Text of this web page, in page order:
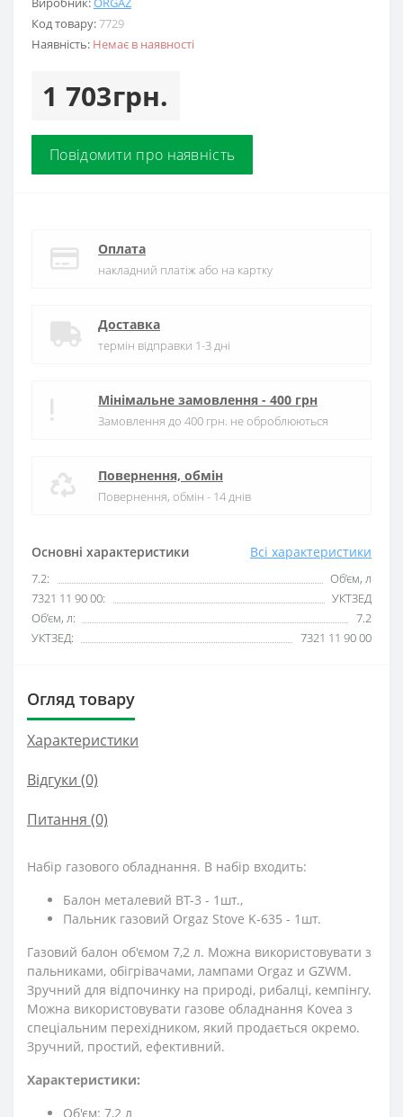
Код товару:7729
Наявність: Немає в наявності
1 703грн.
Повідомити про наявність
Основні характеристики Всі характеристики
7.2:
Об’єм, л
7321 11 90 00:
УКТЗЕД
Об’єм, л:
7.2
УКТЗЕД:
7321 11 90 00
Оплата
накладний платіж або на картку
Доставка
термін відправки 1-3 дні
Мінімальне замовлення - 400 грн
Замовлення до 400 грн. не оброблюються
Повернення, обмін
Повернення, обмін - 14 днів
Огляд товару
Характеристики
Відгуки (0)
Питання (0)
Набір газового обладнання. В набір входить:
Балон металевий BT-3 - 1шт.,
Пальник газовий Orgaz Stove K-635 - 1шт.
Газовий балон об'ємом 7,2 л. Можна використовувати з
пальниками, обігрівачами, лампами Orgaz и GZWM.
Зручний для відпочинку на природі, рибалці, кемпінгу.
Можна використовувати газове обладнання Kovea з
спеціальним перехідником, який продається окремо.
Зручний, простий, ефективний.
Характеристики:
Об'єм: 7,2 л